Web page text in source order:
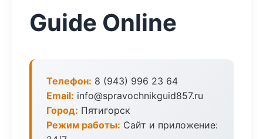
Guide Online
Телефон: 8 (943) 996 23 64
Email: info@spravochnikguid857.ru
Город: Пятигорск
Режим работы: Сайт и приложение: